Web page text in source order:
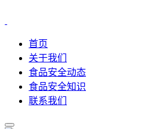
首页
关于我们
食品安全动态
食品安全知识
联系我们